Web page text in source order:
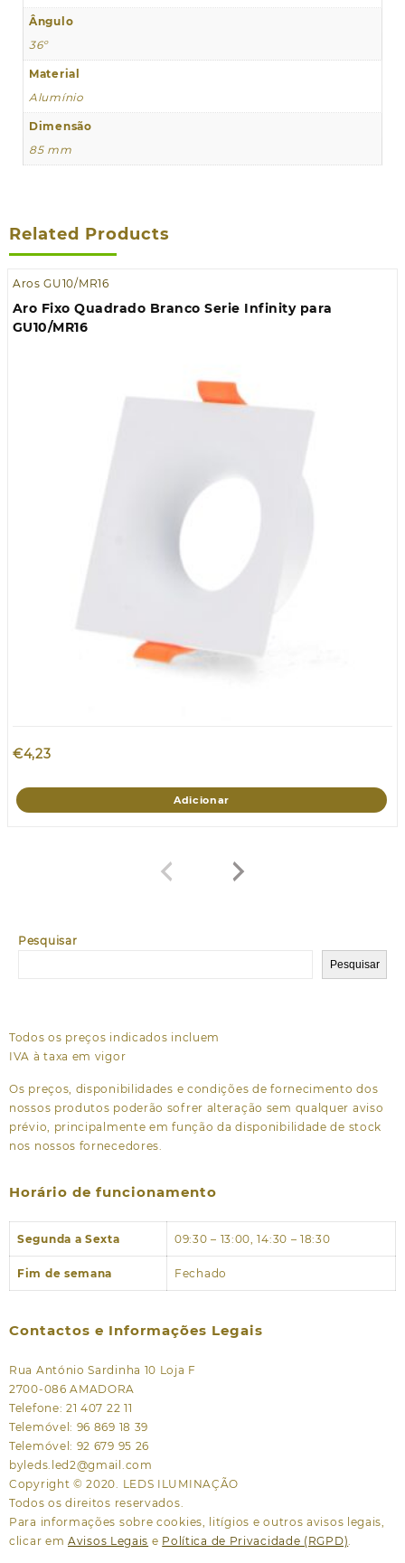
Pesquisar
Pesquisar
Ângulo
36º
Material
Alumínio
Dimensão
85 mm
Related Products
Aros GU10/MR16
Aro Fixo Quadrado Branco Serie Infinity para
GU10/MR16
€4,23
Adicionar
Todos os preços indicados incluem
IVA à taxa em vigor
Os preços, disponibilidades e condições de fornecimento dos
nossos produtos poderão sofrer alteração sem qualquer aviso
prévio, principalmente em função da disponibilidade de stock
nos nossos fornecedores.
Horário de funcionamento
Segunda a Sexta 09:30 – 13:00, 14:30 – 18:30
Fim de semana Fechado
Contactos e Informações Legais
Rua António Sardinha 10 Loja F
2700-086 AMADORA
Telefone: 21 407 22 11
Telemóvel: 96 869 18 39
Telemóvel: 92 679 95 26
byleds.led2@gmail.com
Copyright © 2020. LEDS ILUMINAÇÃO
Todos os direitos reservados.
Para informações sobre cookies, litígios e outros avisos legais,
clicar em Avisos Legais e Política de Privacidade (RGPD)